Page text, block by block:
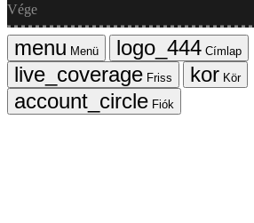
Vége
Menü
Címlap
Friss
Kör
Fiók